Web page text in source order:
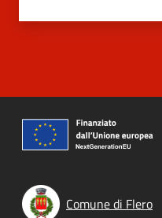
Comune di Flero